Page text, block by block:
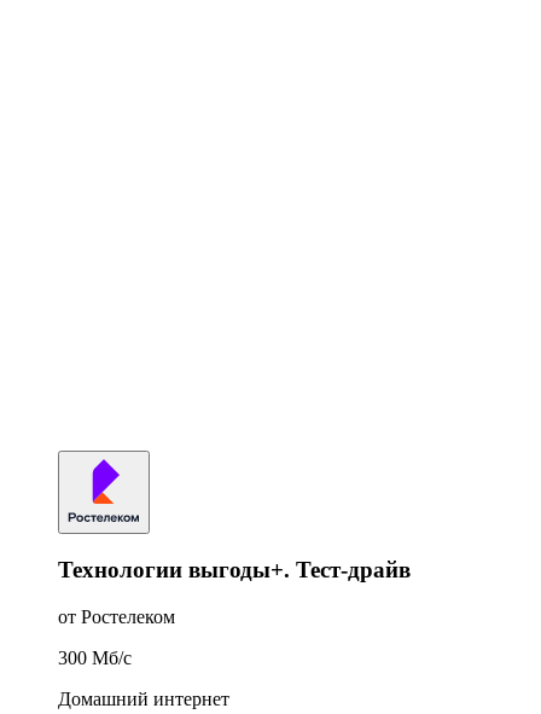
Технологии выгоды+. Тест-драйв
от Ростелеком
300 Мб/c
Домашний интернет